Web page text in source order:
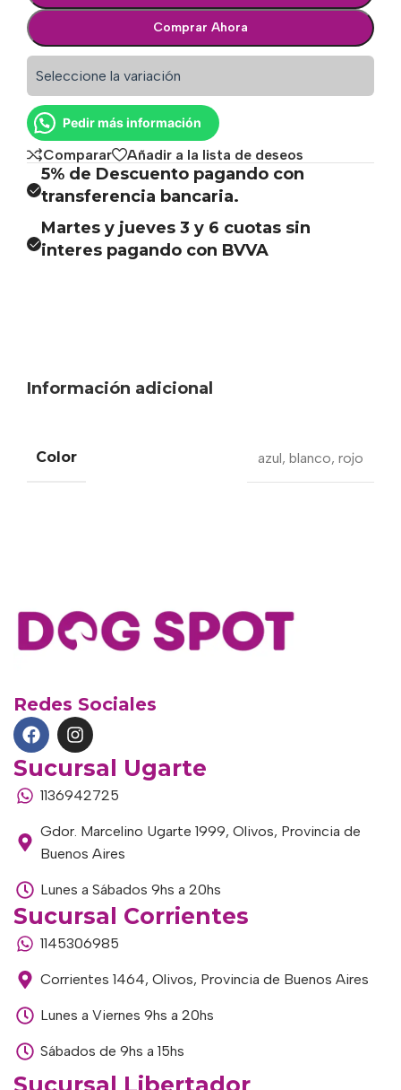
Comprar Ahora
Seleccione la variación
Pedir más información
Comparar Añadir a la lista de deseos
5% de Descuento pagando con
transferencia bancaria.
Martes y jueves 3 y 6 cuotas sin
interes pagando con BVVA
Información adicional
Color azul, blanco, rojo
Redes Sociales
Sucursal Ugarte
1136942725
Gdor. Marcelino Ugarte 1999, Olivos, Provincia de
Buenos Aires
Lunes a Sábados 9hs a 20hs
Sucursal Corrientes
1145306985
Corrientes 1464, Olivos, Provincia de Buenos Aires
Lunes a Viernes 9hs a 20hs
Sábados de 9hs a 15hs